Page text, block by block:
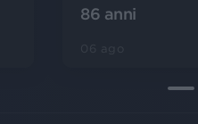
86 anni